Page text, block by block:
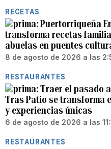
RECETAS
Puertorriqueña
transforma recetas
abuelas en puentes
8 de agosto de 2026 a las
RESTAURANTES
Traer el pasado
Tras Patio se transforma
y experiencias únicas
6 de agosto de 2026 a las
RESTAURANTES